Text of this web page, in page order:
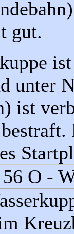
gut.
unter
ist
O -